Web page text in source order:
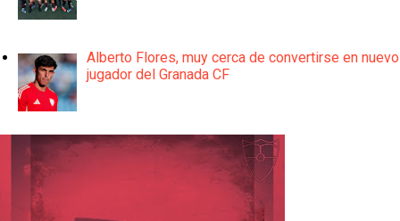
Alberto Flores, muy cerca de convertirse en nuevo
jugador del Granada CF